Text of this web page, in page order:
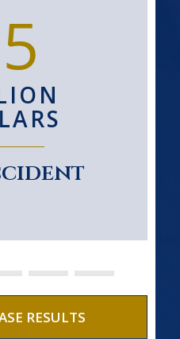
RESULTS